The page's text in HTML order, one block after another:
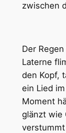
zwischen
Der
Laterne
den Kopf,
ein Lied
Moment
glänzt wie